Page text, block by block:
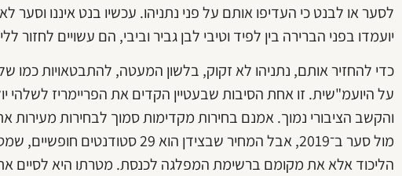
לסער או לבנט כי העדיפו אותם על פני נתניהו. עכשיו בנט איננו
יועמדו בפני הברירה בין לפיד וטיבי לבן גביר וביבי, הם עשויים לחזור
כדי להחזיר אותם, נתניהו לא זקוק, בלשון המעטה, להתבטאויות כמו
על היועמ"שית. זו אחת הסיבות שבעטיין הקדים את הפריימריז
והקשב הציבורי נמוך. אמנם בחירות מקדימות סמוך לבחירות
מול סער ב־2019, אבל המחיר שבצידן
הליכוד אלא את מקומם ברשימת המפלגה לכנסת. מטרתו היא לסיים